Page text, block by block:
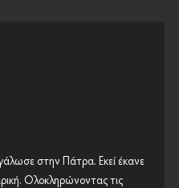
στην Πάτρα. Εκεί έκανε
Ολοκληρώνοντας τις